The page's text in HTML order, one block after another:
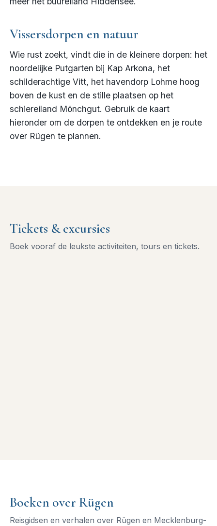
Vissersdorpen en natuur
Wie rust zoekt, vindt die in de kleinere dorpen: het
noordelijke Putgarten bij Kap Arkona, het
schilderachtige Vitt, het havendorp Lohme hoog
boven de kust en de stille plaatsen op het
schiereiland Mönchgut. Gebruik de kaart
hieronder om de dorpen te ontdekken en je route
over Rügen te plannen.
Tickets & excursies
Boek vooraf de leukste activiteiten, tours en tickets.
Boeken over Rügen
Reisgidsen en verhalen over Rügen en Mecklenburg-